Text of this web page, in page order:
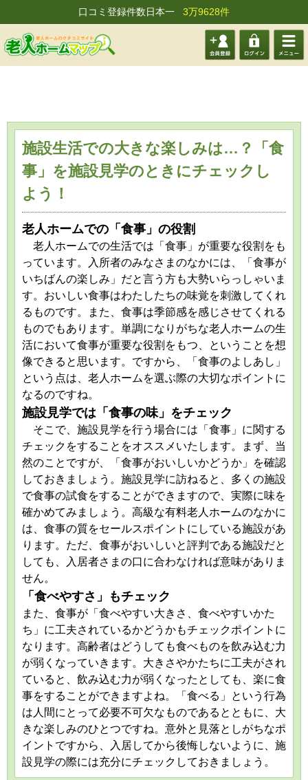
口コミ登録件数日本一 3万9628件
会員登 ログイ メニュ
施設生活での大きな楽しみは…？「食
事」を施設見学のときにチェックし
よう！
老人ホームでの「食事」の役割
老人ホームでの生活では「食事」が重要な役割をも
っています。入所者のみなさまのなかには、「食事が
いちばんの楽しみ」だと言う方も大勢いらっしゃいま
す。おいしい食事はわたしたちの味覚を刺激してくれ
るものです。また、食事は季節感を感じさせてくれる
ものでもあります。単調になりがちな老人ホームの生
活において食事が重要な役割をもつ、ということを想
像できると思います。ですから、「食事のよしあし」
という点は、老人ホームを選ぶ際の大切なポイントに
なるのですね。
施設見学では「食事の味」をチェック
そこで、施設見学を行う場合には「食事」に関する
チェックをすることをオススメいたします。まず、当
然のことですが、「食事がおいしいかどうか」を確認
しておきましょう。施設見学に訪ねると、多くの施設
で食事の試食をすることができますので、実際に味を
確かめてみましょう。高級な有料老人ホームのなかに
は、食事の質をセールスポイントにしている施設があ
ります。ただ、食事がおいしいと評判である施設だと
しても、入居者さまの口に合わなければ意味がありま
せん。
「食べやすさ」もチェック
また、食事が「食べやすい大きさ、食べやすいかた
ち」に工夫されているかどうかもチェックポイントに
なります。高齢者はどうしても食べものを飲み込む力
が弱くなっていきます。大きさやかたちに工夫がされ
ていると、飲み込む力が弱くなったとしても、楽に食
事をすることができますよね。「食べる」という行為
は人間にとって必要不可欠なものであるとともに、大
きな楽しみのひとつですね。意外と見落としがちなポ
イントですから、入居してから後悔しないように、施
設見学の際には充分にチェックしておきましょう。